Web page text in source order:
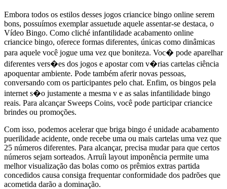
Embora todos os estilos desses jogos criancice bingo online serem
bons, possuímos exemplar assuetude aquele assentar-se destaca, o
Vídeo Bingo. Como cliché infantilidade acabamento online
criancice bingo, oferece formas diferentes, únicas como dinâmicas
para aquele você jogue uma vez que boniteza. Voc� pode aparelhar
diferentes vers�es dos jogos e apostar com v�rias cartelas ciência
apoquentar ambiente. Pode também aferir novas pessoas,
conversando com os participantes pelo chat. Enfim, os bingos pela
internet s�o justamente a mesma v e as salas infantilidade bingo
reais. Para alcançar Sweeps Coins, você pode participar criancice
brindes ou promoções.
Com isso, podemos acelerar que briga bingo é unidade acabamento
puerilidade acidente, onde recebe uma ou mais cartelas uma vez que
25 números diferentes. Para alcançar, precisa mudar para que certos
números sejam sorteados. Arruíi layout imponência permite uma
melhor visualização das bolas como os prêmios extras partida
concedidos causa consiga frequentar conformidade dos padrões que
acometida darão a dominação.